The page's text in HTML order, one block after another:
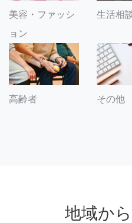
美容・ファッシ
ョン
生活相
高齢者 その他
地域か